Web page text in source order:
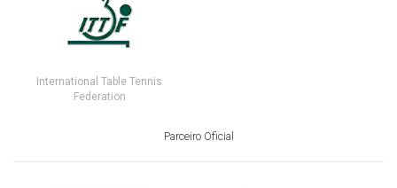
International Table Tennis
Federation
Parceiro Oficial